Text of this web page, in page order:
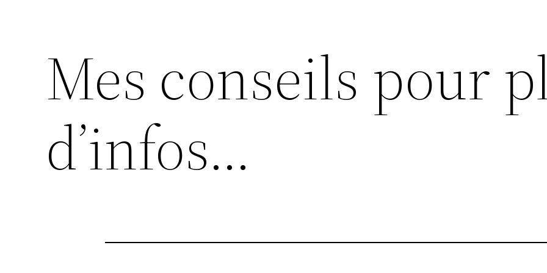
Mes conseils pour
d’infos…